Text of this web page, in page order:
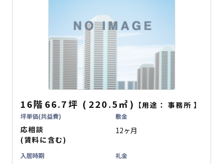
16階 66.7坪 ( 220.5㎡ ) 【用途：事務所 】
坪単価(共益費)
応相談
(賃料に含む)
敷金
12ヶ月
入居時期 礼金